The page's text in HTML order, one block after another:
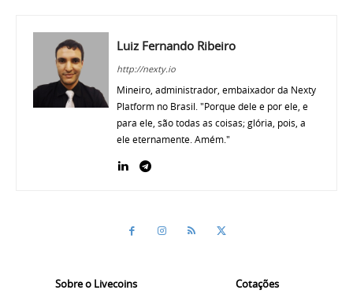
Luiz Fernando Ribeiro
http://nexty.io
Mineiro, administrador, embaixador da Nexty
Platform no Brasil. "Porque dele e por ele, e
para ele, são todas as coisas; glória, pois, a
ele eternamente. Amém."
Sobre o Livecoins
Cotações